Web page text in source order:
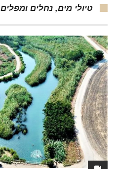
טיולי מים, נחלים ומפלים